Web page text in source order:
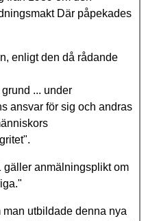
Där påpekades
enligt den då rådande
... under
ansvar för sig och andras
gäller anmälningsplikt om
man utbildade denna nya